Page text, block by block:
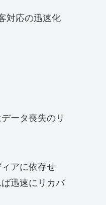
対応の迅速化
ータ喪失のリ
アに依存せ
迅速にリカバ